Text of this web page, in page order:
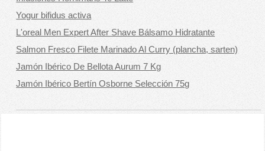
Yogur bifidus activa
L'oreal Men Expert After Shave Bálsamo Hidratante
Salmon Fresco Filete Marinado Al Curry (plancha, sarten)
Jamón Ibérico De Bellota Aurum 7 Kg
Jamón Ibérico Bertín Osborne Selección 75g